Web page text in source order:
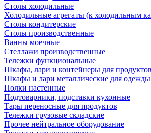
Столы холодильные
Холодильные агрегаты (к холодильным
Столы кондитерские
Столы производственные
Ванны моечные
Стеллажи производственные
Тележки функциональные
Шкафы, лари и контейнеры для продуктов
Шкафы и лари металлические для одежды
Полки настенные
Подтоварники, подставки кухонные
Тары переносные для продуктов
Тележки грузовые складские
Прочее нейтральное оборудование